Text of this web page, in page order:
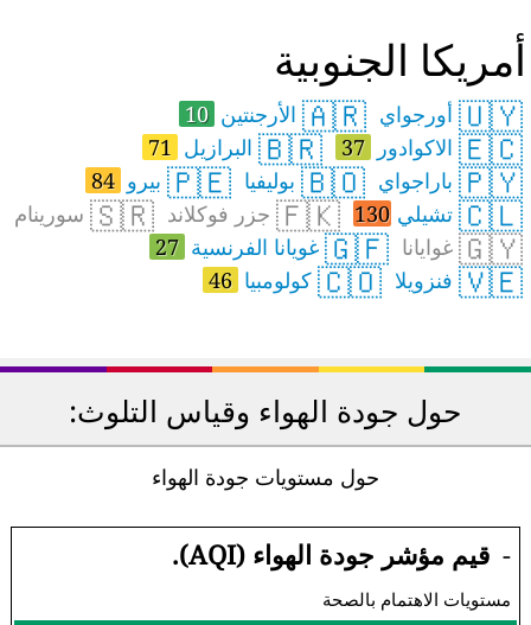
أمريكا الجنوبية
🇺🇾أورجواي 🇦🇷الأرجنتين 10
🇪🇨الاكوادور 37
🇧🇷البرازيل 71
🇵🇾باراجواي 🇧🇴بوليفيا 🇵🇪بيرو 84
🇨🇱تشيلي 130
🇫🇰جزر فوكلاند 🇸🇷سورينام
🇬🇾غوايانا 🇬🇫غويانا الفرنسية 27
🇻🇪فنزويلا 🇨🇴كولومبيا 46
حول جودة الهواء وقياس التلوث:
حول مستويات جودة الهواء
- قيم مؤشر جودة الهواء (AQI).
مستويات الاهتمام بالصحة